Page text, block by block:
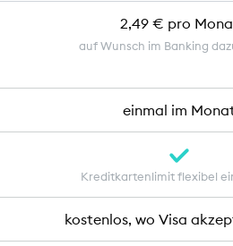
2,49 € pro
auf Wunsch im Banking
einmal im
Kreditkartenlimit flexibel
kostenlos, wo Visa